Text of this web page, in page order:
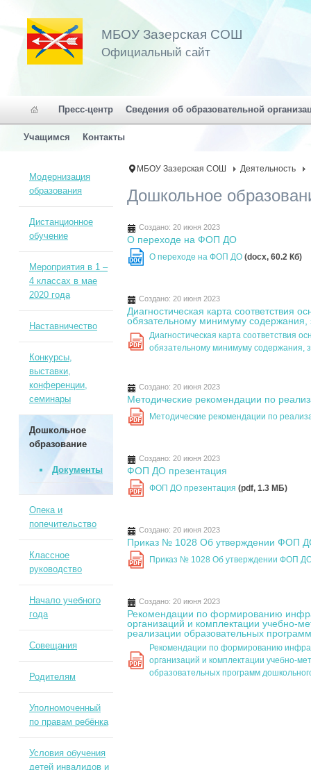
МБОУ Зазерская СОШ
Официальный сайт
Пресс-центр Сведения об образовательной
Учащимся Контакты
МБОУ Зазерская СОШ Деятельность
Дошкольное
Создано: 20 июня 2023
О переходе на ФОП ДО
DOC О переходе на ФОП ДО(docx, 60.2 Кб)
Создано: 20 июня 2023
Диагностическая карта соответствия
обязательному минимуму
PDF
Диагностическая карта соответствия
обязательному минимуму содержания,
Создано: 20 июня 2023
Методические рекомендации по
PDF Методические рекомендации по
Создано: 20 июня 2023
ФОП ДО презентация
PDF ФОП ДО презентация(pdf, 1.3 MБ)
Создано: 20 июня 2023
Приказ № 1028 Об утверждении ФОП
PDF Приказ № 1028 Об утверждении ФОП
Создано: 20 июня 2023
Рекомендации по формированию
организаций и комплектации учебно-
реализации образовательных
PDF
Рекомендации по формированию
организаций и комплектации учебно-
образовательных программ
Модернизация
образования
Дистанционное
обучение
Мероприятия в 1 –
4 классах в мае
2020 года
Наставничество
Конкурсы,
выставки,
конференции,
семинары
Дошкольное
образование
Документы
Опека и
попечительство
Классное
руководство
Начало учебного
года
Совещания
Родителям
Уполномоченный
по правам ребёнка
Условия обучения
детей инвалидов и